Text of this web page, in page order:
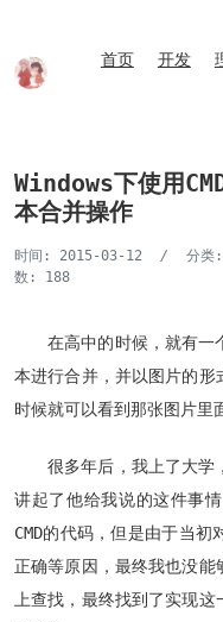
首页 开发
Windows下使用
本合并操作
时间: 2015-03-12 / 分类:
数: 188
在高中的时候，就有一
本进行合并，并以图片的形
时候就可以看到那张图片里
很多年后，我上了大学
讲起了他给我说的这件事
CMD的代码，但是由于当
正确等原因，最终我也没能
上查找，最终找到了实现